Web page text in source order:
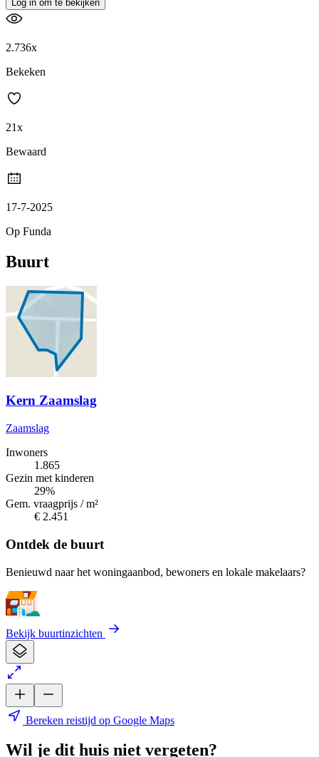
Log in om te bekijken
2.736x
Bekeken
21x
Bewaard
17-7-2025
Op Funda
Buurt
Kern Zaamslag
Zaamslag
Inwoners
1.865
Gezin met kinderen
29%
Gem. vraagprijs / m²
€ 2.451
Ontdek de buurt
Benieuwd naar het woningaanbod, bewoners en lokale makelaars?
Bekijk buurtinzichten
Bereken reistijd op Google Maps
Wil je dit huis niet vergeten?